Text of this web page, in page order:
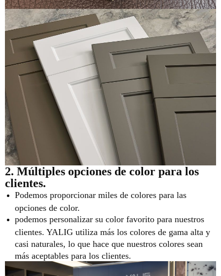
2. Múltiples opciones de color para los
clientes.
Podemos proporcionar miles de colores para las
opciones de color.
podemos personalizar su color favorito para nuestros
clientes. YALIG utiliza más los colores de gama alta y
casi naturales, lo que hace que nuestros colores sean
más aceptables para los clientes.